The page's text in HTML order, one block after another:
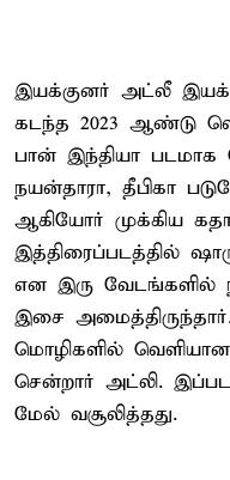
இயக்குனர் அட்லீ
கடந்த 2023 ஆண்டு
பான் இந்தியா
நயன்தாரா, தீபிகா
ஆகியோர் முக்கிய
இத்திரைப்படத்தில்
என இரு வேடங்களில்
இசை
மொழிகளில் வெளி​யான
சென்​றார் அட்லி.
மேல் வசூலித்​தது.